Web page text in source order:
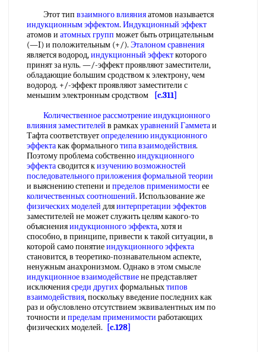
Этот тип взаимного влиянияатомов называется
индукционным эффектом. Индукционный эффект
атомов и атомных групп может быть отрицательным
(—I) и положительным (+/). Эталоном сравнения
является водород,индукционный эффекткоторого
принят за нуль. —/-эффект проявляют заместители,
обладающие большим сродством к электрону, чем
водород. +/-эффект проявляют заместители с
меньшим электронным сродством
[c.311]
Количественное рассмотрениеиндукционного
влияния заместителей в рамкахуравнений Гамметаи
Тафта соответствуетопределению индукционного
эффектакак формальноготипа взаимодействия.
Поэтому проблема собственноиндукционного
эффектасводится кизучению возможностей
последовательного приложенияформальной теории
и выяснению степени и пределов применимости ее
количественных соотношений. Использование же
физических моделей дляинтерпретации эффектов
заместителей не может служить целям какого-то
объясненияиндукционного эффекта, хотя и
способно, в принципе, привести к такой ситуации, в
которой само понятиеиндукционного эффекта
становится, в теоретико-познавательном аспекте,
ненужным анахронизмом. Однако в этом смысле
индукционное взаимодействиене представляет
исключениясреди другихформальныхтипов
взаимодействия, поскольку введение последних как
раз и обусловлено отсутствием эквивалентных им по
точности и пределам применимости работающих
физических моделей.
[c.128]